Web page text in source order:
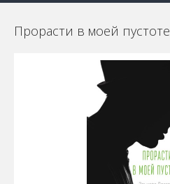
Прорасти в моей пустоте